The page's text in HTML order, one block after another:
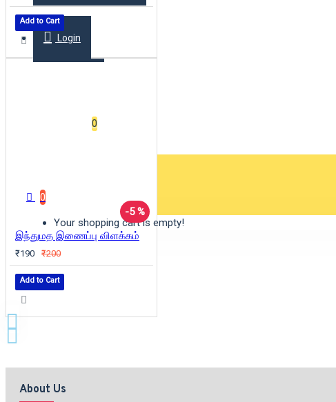
Login
0
0
Your shopping cart is empty!
Add to Cart
-5 %
இந்துமத இணைப்பு விளக்கம்
₹190 ₹200
Add to Cart
About Us